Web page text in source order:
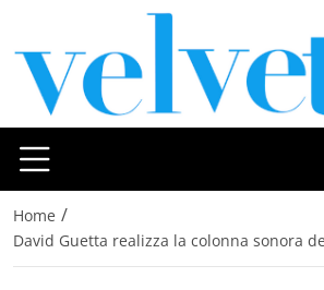
Home /
David Guetta realizza la colonna sonora